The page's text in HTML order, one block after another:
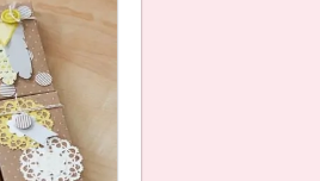
Gutscheine
Produkte erklärt
Über mich